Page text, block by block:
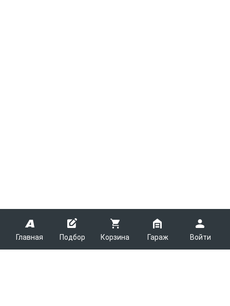
Главная Подбор Корзина Гараж Войти